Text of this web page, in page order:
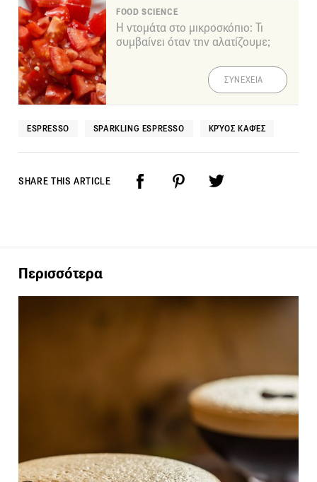
FOOD SCIENCE
Η ντομάτα στο μικροσκόπιο: Τι
συμβαίνει όταν την αλατίζουμε;
ΣΥΝΕΧΕΙΑ
ESPRESSO SPARKLING ESPRESSO ΚΡΎΟΣ ΚΑΦΈΣ
SHARE THIS ARTICLE
Περισσότερα